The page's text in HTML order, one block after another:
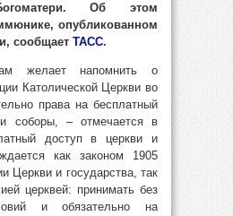
Об этом
опубликованном
сообщает ТАСС.
желает напомнить о
Католической Церкви во
права на бесплатный
соборы, – отмечается в
доступ в церкви и
как законом 1905
Церкви и государства, так
церквей: принимать без
и обязательно на